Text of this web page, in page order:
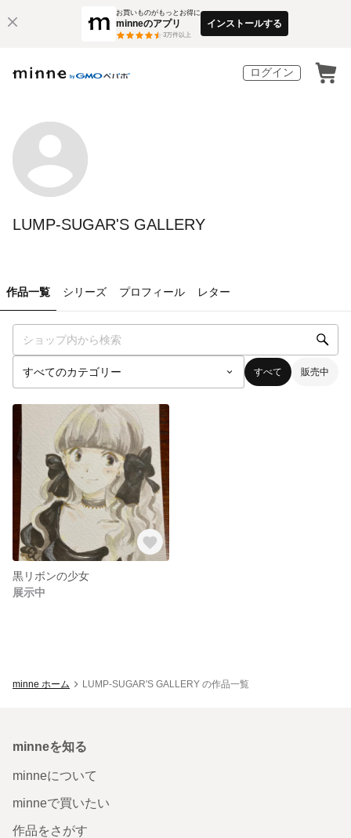
お買いものがもっとお得に
minneのアプリ
3万件以上
インストールする
ログイン
LUMP-SUGAR'S GALLERY
作品一覧 シリーズ プロフィール レター
すべて 販売中
黒リボンの少女
展示中
minne ホーム LUMP-SUGAR'S GALLERY の作品一覧
minneを知る
minneについて
minneで買いたい
作品をさがす